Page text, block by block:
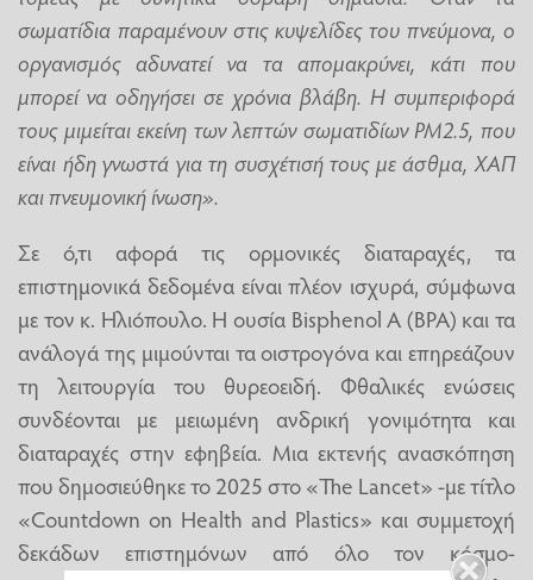
σωματίδια παραμένουν στις κυψελίδες του πνεύμονα, ο
οργανισμός αδυνατεί να τα απομακρύνει, κάτι που
μπορεί να οδηγήσει σε χρόνια βλάβη. Η συμπεριφορά
τους μιμείται εκείνη των λεπτών σωματιδίων ΡΜ2.5, που
είναι ήδη γνωστά για τη συσχέτισή τους με άσθμα, ΧΑΠ
και πνευμονική ίνωση».
Σε ό,τι αφορά τις ορμονικές διαταραχές, τα
επιστημονικά δεδομένα είναι πλέον ισχυρά, σύμφωνα
με τον κ. Ηλιόπουλο. Η ουσία Bisphenol A (BPA) και τα
ανάλογά της μιμούνται τα οιστρογόνα και επηρεάζουν
τη λειτουργία του θυρεοειδή. Φθαλικές ενώσεις
συνδέονται με μειωμένη ανδρική γονιμότητα και
διαταραχές στην εφηβεία. Μια εκτενής ανασκόπηση
που δημοσιεύθηκε το 2025 στο «The Lancet» -με τίτλο
«Countdown on Health and Plastics» και συμμετοχή
δεκάδων επιστημόνων από όλο τον κόσμο-